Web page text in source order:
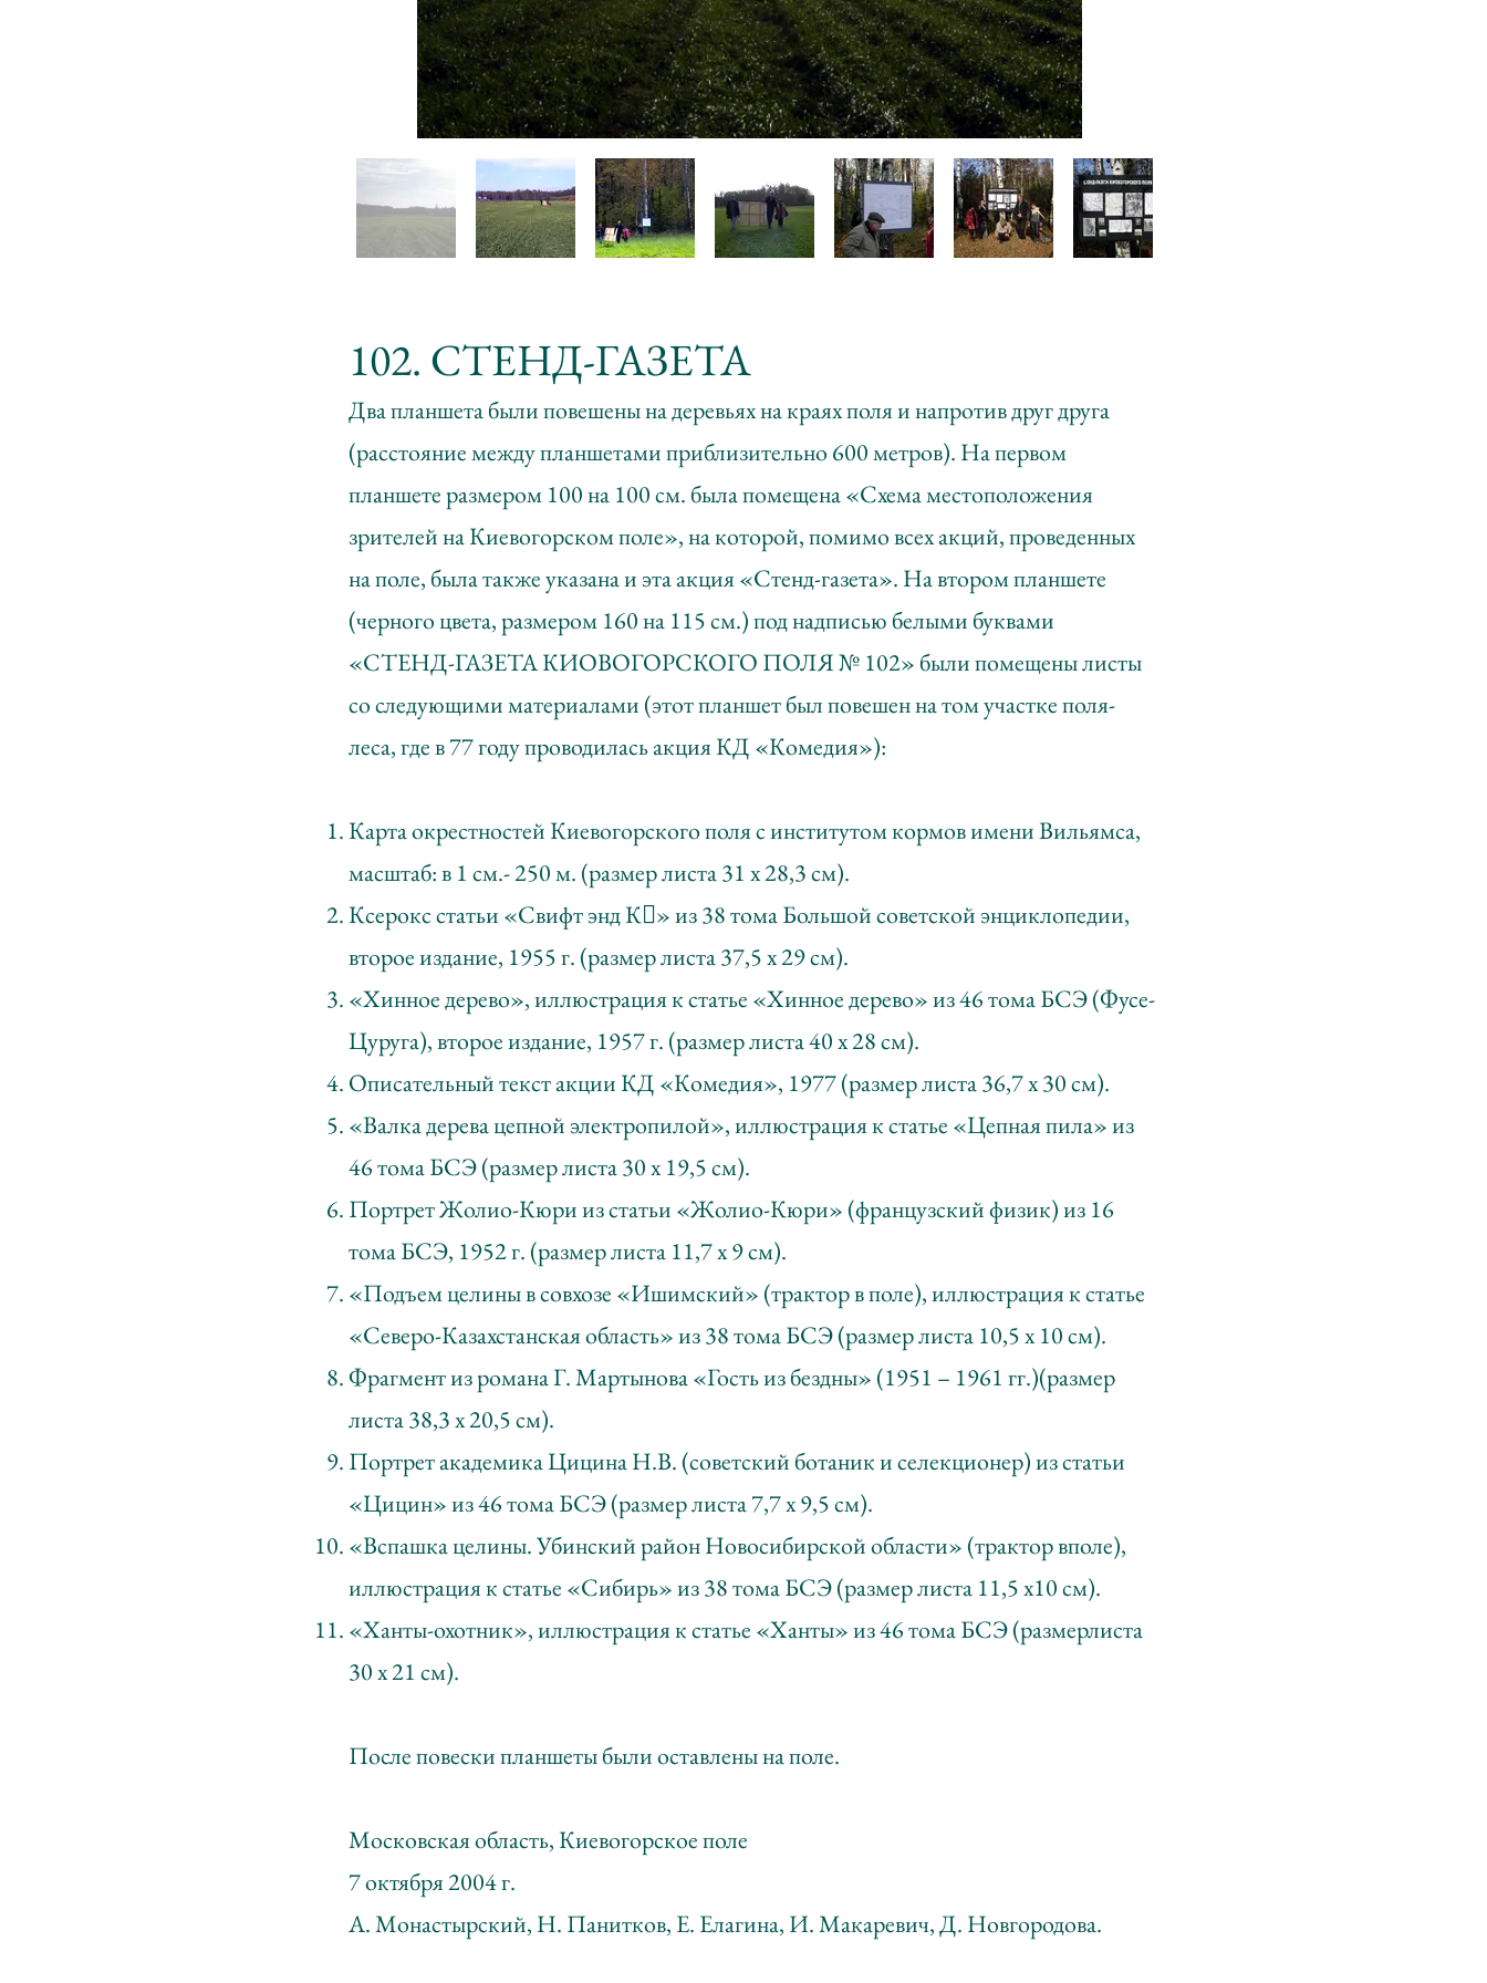
102. СТЕНД-ГАЗЕТА
Два планшета были повешены на деревьях на краях поля и напротив друг друга
(расстояние между планшетами приблизительно 600 метров). На первом
планшете размером 100 на 100 см. была помещена «Схема местоположения
зрителей на Киевогорском поле», на которой, помимо всех акций, проведенных
на поле, была также указана и эта акция «Стенд-газета». На втором планшете
(черного цвета, размером 160 на 115 см.) под надписью белыми буквами
«СТЕНД-ГАЗЕТА КИОВОГОРСКОГО ПОЛЯ № 102» были помещены листы
со следующими материалами (этот планшет был повешен на том участке поля-
леса, где в 77 году проводилась акция КД «Комедия»):
Карта окрестностей Киевогорского поля с институтом кормов имени Вильямса,
масштаб: в 1 см.- 250 м. (размер листа 31 х 28,3 см).
Ксерокс статьи «Свифт энд К» из 38 тома Большой советской энциклопедии,
второе издание, 1955 г. (размер листа 37,5 х 29 см).
«Хинное дерево», иллюстрация к статье «Хинное дерево» из 46 тома БСЭ (Фусе-
Цуруга), второе издание, 1957 г. (размер листа 40 х 28 см).
Описательный текст акции КД «Комедия», 1977 (размер листа 36,7 х 30 см).
«Валка дерева цепной электропилой», иллюстрация к статье «Цепная пила» из
46 тома БСЭ (размер листа 30 х 19,5 см).
Портрет Жолио-Кюри из статьи «Жолио-Кюри» (французский физик) из 16
тома БСЭ, 1952 г. (размер листа 11,7 х 9 см).
«Подъем целины в совхозе «Ишимский» (трактор в поле), иллюстрация к статье
«Северо-Казахстанская область» из 38 тома БСЭ (размер листа 10,5 х 10 см).
Фрагмент из романа Г. Мартынова «Гость из бездны» (1951 – 1961 гг.)(размер
листа 38,3 х 20,5 см).
Портрет академика Цицина Н.В. (советский ботаник и селекционер) из статьи
«Цицин» из 46 тома БСЭ (размер листа 7,7 х 9,5 см).
«Вспашка целины. Убинский район Новосибирской области» (трактор вполе),
иллюстрация к статье «Сибирь» из 38 тома БСЭ (размер листа 11,5 х10 см).
«Ханты-охотник», иллюстрация к статье «Ханты» из 46 тома БСЭ (размерлиста
30 х 21 см).
После повески планшеты были оставлены на поле.
Московская область, Киевогорское поле
7 октября 2004 г.
А. Монастырский, Н. Панитков, Е. Елагина, И. Макаревич, Д. Новгородова.